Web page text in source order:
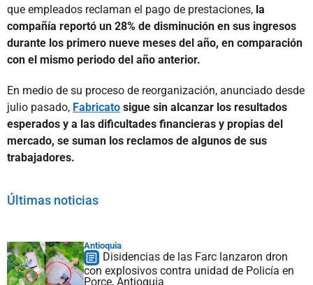
que empleados reclaman el pago de prestaciones, la
compañía reportó un 28% de disminución en sus ingresos
durante los primero nueve meses del año, en comparación
con el mismo periodo del año anterior.
En medio de su proceso de reorganización, anunciado desde
julio pasado, Fabricato sigue sin alcanzar los resultados
esperados y a las dificultades financieras y propias del
mercado, se suman los reclamos de algunos de sus
trabajadores.
Últimas noticias
Antioquia
Disidencias de las Farc lanzaron dron
con explosivos contra unidad de Policía en
Porce, Antioquia